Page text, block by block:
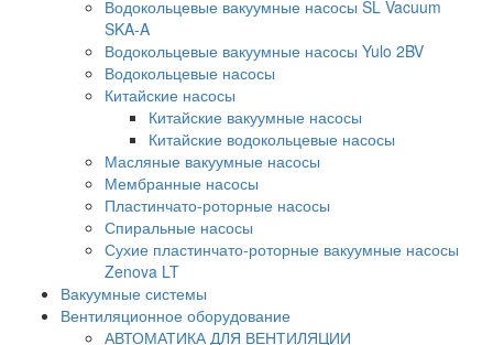
Водокольцевые вакуумные насосы SL Vacuum
SKA-A
Водокольцевые вакуумные насосы Yulo 2BV
Водокольцевые насосы
Китайские насосы
Китайские вакуумные насосы
Китайские водокольцевые насосы
Масляные вакуумные насосы
Мембранные насосы
Пластинчато-роторные насосы
Спиральные насосы
Сухие пластинчато-роторные вакуумные насосы
Zenova LT
Вакуумные системы
Вентиляционное оборудование
АВТОМАТИКА ДЛЯ ВЕНТИЛЯЦИИ